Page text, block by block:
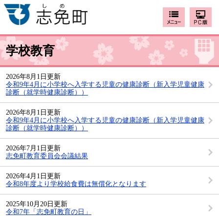
学校教育
2026年8月1日更新
令和9年4月に小学校へ入学する児童の健康診断（新入学児童健康
診断（就学時健康診断））
2026年8月1日更新
令和9年4月に小学校へ入学する児童の健康診断（新入学児童健康
診断（就学時健康診断））
2026年7月1日更新
志免町教育委員会会議結果
2026年4月1日更新
令和8年度より学校給食費は無償化となります
2025年10月20日更新
令和7年「志免町教育の日」